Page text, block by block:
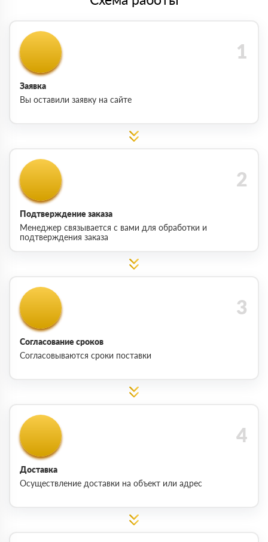
Заявка
Вы оставили заявку на сайте
Подтверждение заказа
Менеджер связывается с вами для обработки и
подтверждения заказа
Согласование сроков
Согласовываются сроки поставки
Доставка
Осуществление доставки на объект или адрес